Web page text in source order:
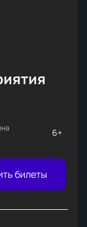
6+
билеты